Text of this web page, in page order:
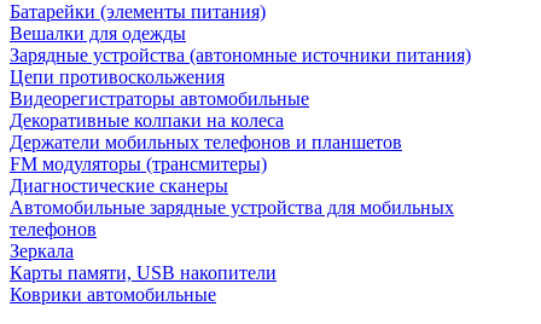
Батарейки (элементы питания)
Вешалки для одежды
Зарядные устройства (автономные источники питания)
Цепи противоскольжения
Видеорегистраторы автомобильные
Декоративные колпаки на колеса
Держатели мобильных телефонов и планшетов
FM модуляторы (трансмитеры)
Диагностические сканеры
Автомобильные зарядные устройства для мобильных
телефонов
Зеркала
Карты памяти, USB накопители
Коврики автомобильные